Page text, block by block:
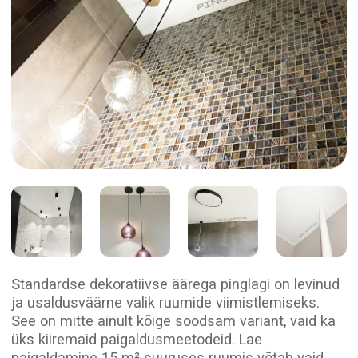
ja usaldusväärne valik ruumide viimistlemiseks.
See on mitte ainult kõige soodsam variant, vaid ka
üks kiiremaid paigaldusmeetodeid. Lae
paigaldamine 15 m² suuruses ruumis võtab vaid
2−3 tundi, mis võimaldab ruumi kiiret ja muretut
uuendamist, säilitades samas kõrge kvaliteedi.
Pärast pinglae paigaldamist jääb seina ja lae vahele
väike tehnoloogiline vahe, mis kaetakse hoolikalt
valitud PVC-liistuga. Liist sobitatakse lae värviga,
peites tehnilised detailid ja andes laele viimistletud
ja esteetilise välimuse.
kes hindavad paigalduskiirust ja taskukohast hinda.
Esitage päring, ja aitame teil teie idee ellu
viia nii kiiresti kui võimalik!
lae!